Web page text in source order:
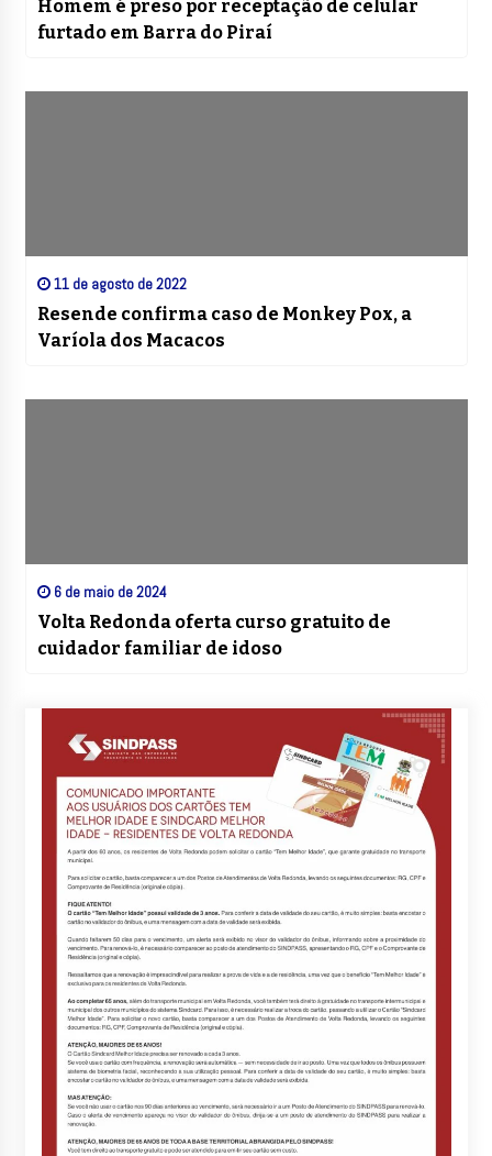
Homem é preso por receptação de celular
furtado em Barra do Piraí
11 de agosto de 2022
Resende confirma caso de Monkey Pox, a
Varíola dos Macacos
6 de maio de 2024
Volta Redonda oferta curso gratuito de
cuidador familiar de idoso